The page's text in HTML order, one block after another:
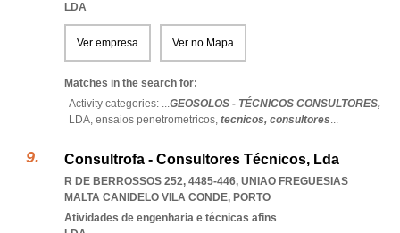
LDA
Ver empresa Ver no Mapa
Matches in the search for:
Activity categories: ...GEOSOLOS - TÉCNICOS CONSULTORES,
LDA, ensaios penetrometricos, tecnicos, consultores...
Consultrofa - Consultores Técnicos, Lda
R DE BERROSSOS 252, 4485-446, UNIAO FREGUESIAS
MALTA CANIDELO VILA CONDE, PORTO
Atividades de engenharia e técnicas afins